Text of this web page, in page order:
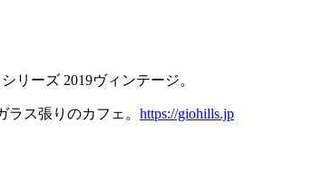
リーズ 2019ヴィンテージ。
ス張りのカフェ。 https://giohills.jp